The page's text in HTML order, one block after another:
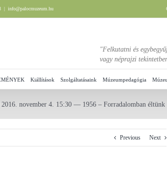
| info@palocmuzeum.hu
"Felkutatni és
vagy néprajzi
Kiállítások Szolgáltatásaink Múzeumpedagógia
november 4. 15:30 — 1956 – Forradalomban éltünk
Previous Next